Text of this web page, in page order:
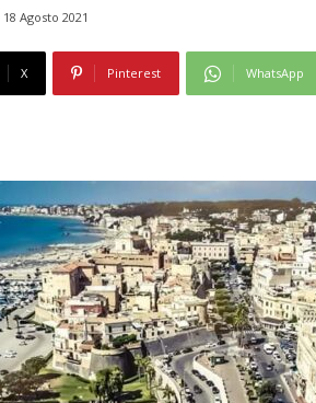
18 Agosto 2021
X Pinterest WhatsApp